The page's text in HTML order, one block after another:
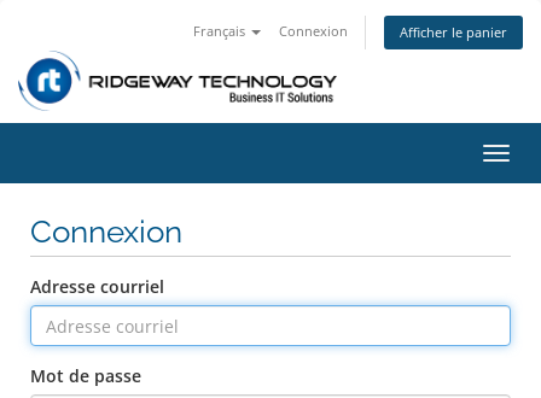
Français Connexion Afficher le panier
la
Connexion
Adresse courriel
Mot de passe